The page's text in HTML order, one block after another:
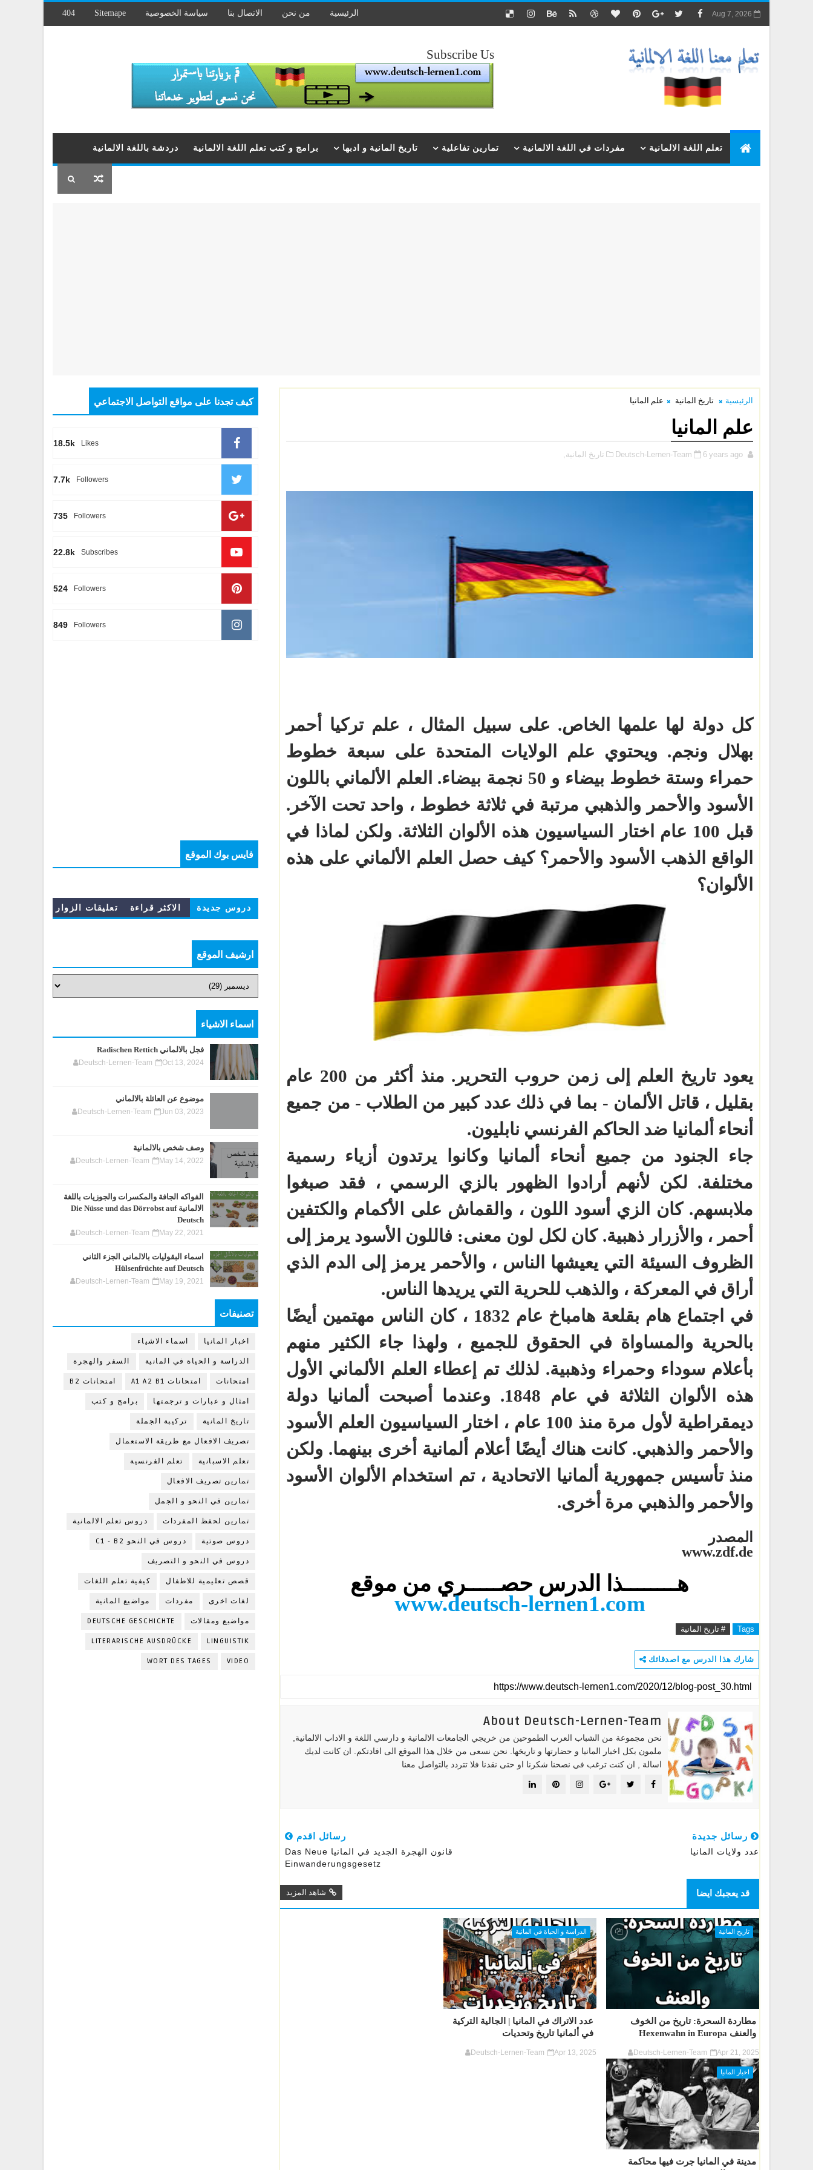
Aug 7, 2026 الرئيسية من نحن الاتصال بنا سياسة الخصوصية Sitemape
404
Subscribe Us
تعلم اللغة الالمانية مفردات في اللغة الالمانية تمارين تفاعلية تاريخ المانية و ادبها برامج و كتب تعلم اللغة الالمانية دردشة باللغة الالمانية
الرئيسية تاريخ المانية علم المانيا
علم المانيا
Deutsch-Lernen-Team 6 years ago تاريخ المانية,
كل دولة لها علمها الخاص. على سبيل المثال ، علم تركيا أحمر
بهلال ونجم. ويحتوي علم الولايات المتحدة على سبعة خطوط
حمراء وستة خطوط بيضاء و 50 نجمة بيضاء. العلم الألماني باللون
الأسود والأحمر والذهبي مرتبة في ثلاثة خطوط ، واحد تحت الآخر.
قبل 100 عام اختار السياسيون هذه الألوان الثلاثة. ولكن لماذا في
الواقع الذهب الأسود والأحمر؟ كيف حصل العلم الألماني على هذه
الألوان؟
يعود تاريخ العلم إلى زمن حروب التحرير. منذ أكثر من 200 عام
بقليل ، قاتل الألمان - بما في ذلك عدد كبير من الطلاب - من جميع
أنحاء ألمانيا ضد الحاكم الفرنسي نابليون.
جاء الجنود من جميع أنحاء ألمانيا وكانوا يرتدون أزياء رسمية
مختلفة. لكن لأنهم أرادوا الظهور بالزي الرسمي ، فقد صبغوا
ملابسهم. كان الزي أسود اللون ، والقماش على الأكمام والكتفين
أحمر ، والأزرار ذهبية. كان لكل لون معنى: فاللون الأسود يرمز إلى
الظروف السيئة التي يعيشها الناس ، والأحمر يرمز إلى الدم الذي
أراق في المعركة ، والذهب للحرية التي يريدها الناس.
في اجتماع هام بقلعة هامباخ عام 1832 ، كان الناس مهتمين أيضًا
بالحرية والمساواة في الحقوق للجميع ، ولهذا جاء الكثير منهم
بأعلام سوداء وحمراء وذهبية. لذلك تم إعطاء العلم الألماني الأول
هذه الألوان الثلاثة في عام 1848. وعندما أصبحت ألمانيا دولة
ديمقراطية لأول مرة منذ 100 عام ، اختار السياسيون العلم الأسود
والأحمر والذهبي. كانت هناك أيضًا أعلام ألمانية أخرى بينهما. ولكن
منذ تأسيس جمهورية ألمانيا الاتحادية ، تم استخدام الألوان الأسود
والأحمر والذهبي مرة أخرى.
المصدر
www.zdf.de
هــــــــذا الدرس حصـــــري من موقع
www.deutsch-lernen1.com
Tags # تاريخ المانية
شارك هذا الدرس مع اصدقائك
About Deutsch-Lernen-Team
نحن مجموعة من الشباب العرب الطموحين من خريجي الجامعات الالمانية و دارسي اللغة و الاداب الالمانية,
ملمون بكل اخبار المانيا و حضارتها و تاريخها. نحن نسعى من خلال هذا الموقع الى افادتكم. ان كانت لديك
اسالة , ان كنت ترغب في نصحنا شكرنا او حتى نقدنا فلا تتردد بالتواصل معنا
رسائل جديدة
عدد ولايات المانيا
رسائل اقدم
قانون الهجرة الجديد في المانيا Das Neue
Einwanderungsgesetz
قد يعجبك ايضا شاهد المزيد
تاريخ المانية
مطاردة السحرة: تاريخ من الخوف
والعنف Hexenwahn in Europa
Deutsch-Lernen-Team Apr 21, 2025
الدراسة و الحياة في المانية
عدد الاتراك في المانيا | الجالية التركية
في ألمانيا تاريخ وتحديات
Deutsch-Lernen-Team Apr 13, 2025
اخبار المانيا
مدينة في المانيا جرت فيها محاكمة
كيف تجدنا على مواقع التواصل الاجتماعي
18.5k Likes
7.7k Followers
735 Followers
22.8k Subscribes
524 Followers
849 Followers
فايس بوك الموقع
دروس جديدة الاكثر قراءة تعليقات الزوار
ارشيف الموقع
اسماء الاشياء
فجل بالالماني Radischen Rettich
Deutsch-Lernen-Team Oct 13, 2024
موضوع عن العائلة بالالماني
Deutsch-Lernen-Team Jun 03, 2023
وصف شخص بالالمانية
Deutsch-Lernen-Team May 14, 2022
الفواكه الجافة والمكسرات والجوزيات باللغة
الالمانية Die Nüsse und das Dörrobst auf
Deutsch
Deutsch-Lernen-Team May 22, 2021
اسماء البقوليات بالالماني الجزء الثاني
Hülsenfrüchte auf Deutsch
Deutsch-Lernen-Team May 19, 2021
تصنيفات
اخبار المانيا اسماء الاشياء
الدراسة و الحياة في المانية السفر والهجرة
امتحانات امتحانات A1 A2 B1 امتحانات B2
امثال و عبارات و ترجمتها برامج و كتب
تاريخ المانية تركيبة الجملة
تصريف الافعال مع طريقة الاستعمال
تعلم الاسبانية تعلم الفرنسية
تمارين تصريف الافعال
تمارين في النحو و الجمل
تمارين لحفظ المفردات دروس تعلم الالمانية
دروس صوتية دروس في النحو C1 - B2
دروس في النحو و التصريف
قصص تعليمية للاطفال كيفية تعلم اللغات
لغات اخرى مفردات مواضيع المانية
مواضيع ومقالات DEUTSCHE GESCHICHTE
LINGUISTIK
LITERARISCHE AUSDRÜCKE
VIDEO
WORT DES TAGES